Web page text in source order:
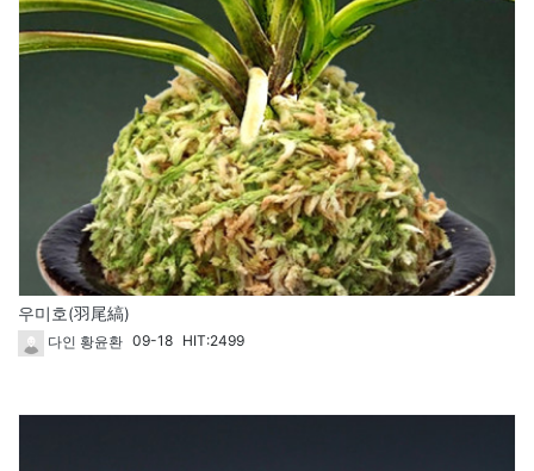
우미호(羽尾縞)
다인 황윤환 09-18 HIT:2499